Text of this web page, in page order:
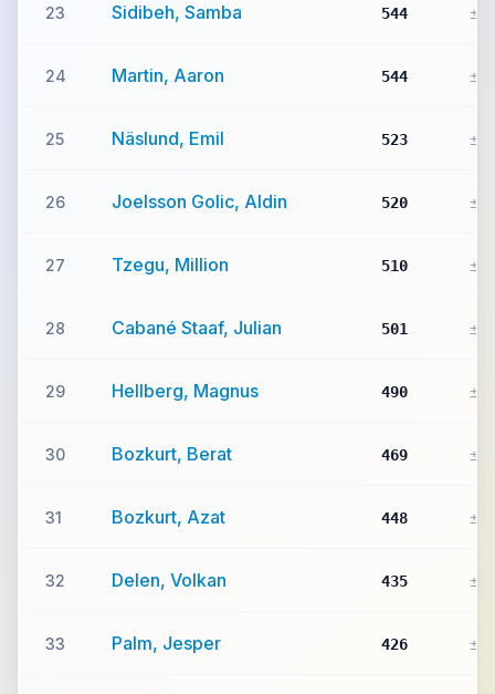
23 Sidibeh, Samba 544 ±0
24 Martin, Aaron 544 ±0
25 Näslund, Emil 523 ±0
26 Joelsson Golic, Aldin 520 ±0
27 Tzegu, Million 510 ±0
28 Cabané Staaf, Julian 501 ±0
29 Hellberg, Magnus 490 ±0
30 Bozkurt, Berat 469 ±0
31 Bozkurt, Azat 448 ±0
32 Delen, Volkan 435 ±0
33 Palm, Jesper 426 ±0